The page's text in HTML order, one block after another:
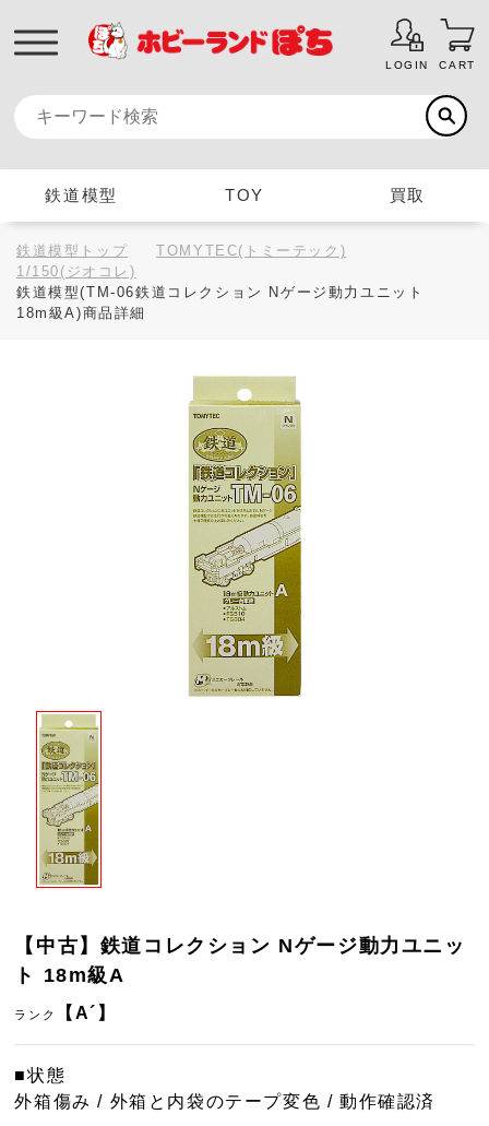
LOGIN CART
鉄道模型 TOY 買取
鉄道模型トップ
TOMYTEC(トミーテック)
1/150(ジオコレ)
鉄道模型(TM-06鉄道コレクション Nゲージ動力ユニット
18m級A)商品詳細
【中古】鉄道コレクション Nゲージ動力ユニッ
ト 18m級A
ランク 【A´】
■状態
外箱傷み / 外箱と内袋のテープ変色 / 動作確認済